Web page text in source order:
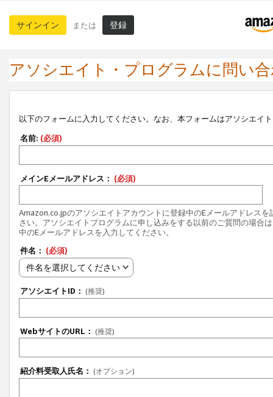
サインイン または 登録
アソシエイト・プログラムに問い
以下のフォームに入力してください。なお、本フォームはアソシエイ
名前: (必須)
メインEメールアドレス： (必須)
Amazon.co.jpのアソシエイトアカウントに登録中のEメールアドレスを
さい。アソシエイトプログラムに申し込みをする以前のご質問の場合
中のEメールアドレスを入力してください。
件名： (必須)
件名を選択してください
アソシエイトID： (推奨)
WebサイトのURL： (推奨)
紹介料受取人氏名： (オプション)